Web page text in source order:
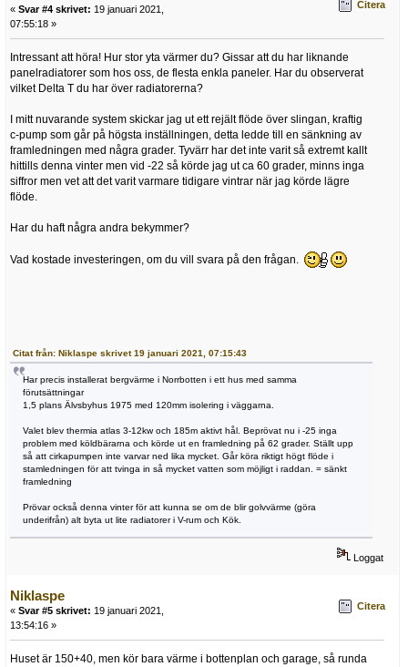
« Svar #4 skrivet: 19 januari 2021,
07:55:18 »
Citera
Intressant att höra! Hur stor yta värmer du? Gissar att du har liknande
panelradiatorer som hos oss, de flesta enkla paneler. Har du observerat
vilket Delta T du har över radiatorerna?
I mitt nuvarande system skickar jag ut ett rejält flöde över slingan, kraftig
c-pump som går på högsta inställningen, detta ledde till en sänkning av
framledningen med några grader. Tyvärr har det inte varit så extremt kallt
hittills denna vinter men vid -22 så körde jag ut ca 60 grader, minns inga
siffror men vet att det varit varmare tidigare vintrar när jag körde lägre
flöde.
Har du haft några andra bekymmer?
Vad kostade investeringen, om du vill svara på den frågan.
Citat från: Niklaspe skrivet 19 januari 2021, 07:15:43
Har precis installerat bergvärme i Norrbotten i ett hus med samma
förutsättningar
1,5 plans Älvsbyhus 1975 med 120mm isolering i väggarna.
Valet blev thermia atlas 3-12kw och 185m aktivt hål. Beprövat nu i -25 inga
problem med köldbärarna och körde ut en framledning på 62 grader. Ställt upp
så att cirkapumpen inte varvar ned lika mycket. Går köra riktigt högt flöde i
stamledningen för att tvinga in så mycket vatten som möjligt i raddan. = sänkt
framledning
Prövar också denna vinter för att kunna se om de blir golvvärme (göra
underifrån) alt byta ut lite radiatorer i V-rum och Kök.
Loggat
Niklaspe
« Svar #5 skrivet: 19 januari 2021,
13:54:16 »
Citera
Huset är 150+40, men kör bara värme i bottenplan och garage, så runda